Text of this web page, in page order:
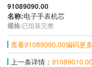
91089090.00
名称:电子手表机芯
规格:已组装完整
查看91089090.00编码更
上一条详情：